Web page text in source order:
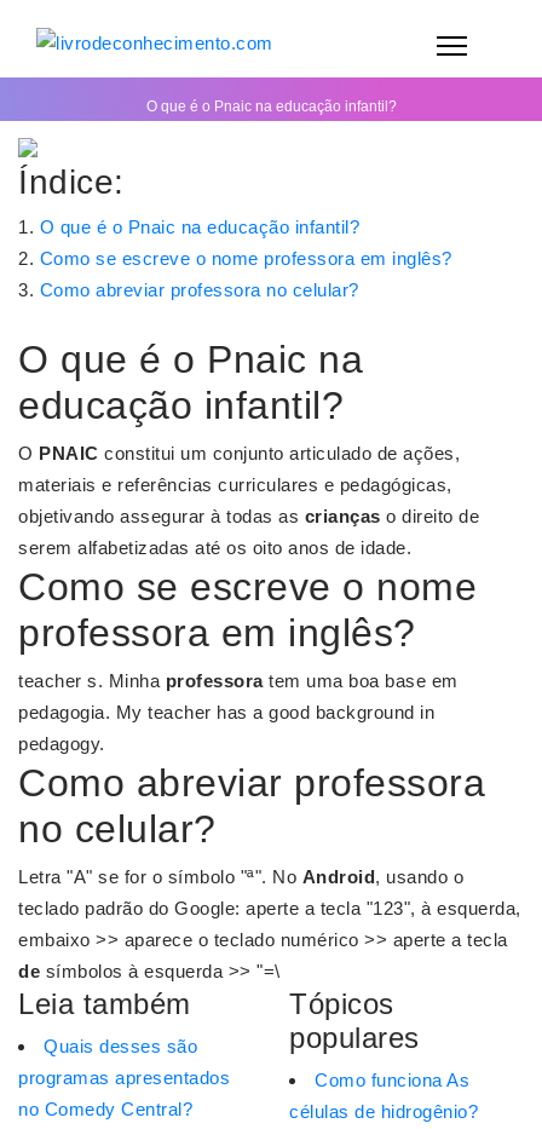
O que é o Pnaic na educação infantil?
Índice:
O que é o Pnaic na educação infantil?
Como se escreve o nome professora em inglês?
Como abreviar professora no celular?
O que é o Pnaic na
educação infantil?
O PNAIC constitui um conjunto articulado de ações,
materiais e referências curriculares e pedagógicas,
objetivando assegurar à todas as crianças o direito de
serem alfabetizadas até os oito anos de idade.
Como se escreve o nome
professora em inglês?
teacher s. Minha professoratem uma boa base em
pedagogia. My teacher has a good background in
pedagogy.
Como abreviar professora
no celular?
Letra "A" se for o símbolo "ª". No Android, usando o
teclado padrão do Google: aperte a tecla "123", à esquerda,
embaixo >> aparece o teclado numérico >> aperte a tecla
de símbolos à esquerda >> "=\
Leia também
Quais desses são
programas apresentados
no Comedy Central?
Tópicos
populares
Como funciona As
células de hidrogênio?